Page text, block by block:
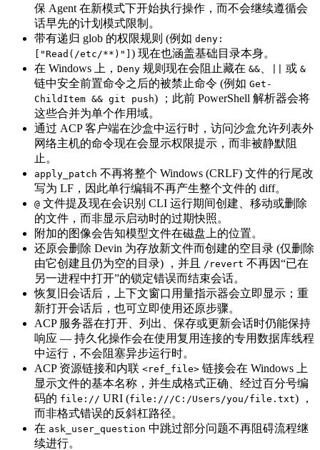
保 Agent 在新模式下开始执行操作，而不会继续遵循会
话早先的计划模式限制。
带有递归 glob 的权限规则 (例如 deny:
["Read(/etc/**)"] ) 现在也涵盖基础目录本身。
在 Windows 上， Deny 规则现在会阻止藏在 && 或 &
链中安全前置命令之后的被禁止命令 (例如 Get-
ChildItem && git push) ；此前 PowerShell 解析器会将
这些合并为单个作用域。
通过 ACP 客户端在沙盒中运行时，访问沙盒允许列表外
网络主机的命令现在会显示权限提示，而非被静默阻
止。
apply_patch 不再将整个 Windows (CRLF) 文件的行尾改
写为 LF，因此单行编辑不再产生整个文件的 diff。
@ 文件提及现在会识别 CLI 运行期间创建、移动或删除
的文件，而非显示启动时的过期快照。
附加的图像会告知模型文件在磁盘上的位置。
还原会删除 Devin 为存放新文件而创建的空目录 (仅删除
由它创建且仍为空的目录) ，并且
/revert 不再因“已在
另一进程中打开”的锁定错误而结束会话。
恢复旧会话后，上下文窗口用量指示器会立即显示；重
新打开会话后，也可立即使用还原步骤。
ACP 服务器在打开、列出、保存或更新会话时仍能保持
响应 — 持久化操作会在使用复用连接的专用数据库线程
中运行，不会阻塞异步运行时。
ACP 资源链接和内联 <ref_file> 链接会在 Windows 上
显示文件的基本名称，并生成格式正确、经过百分号编
码的 file:// URI (file:///C:/Users/you/file.txt) ，
而非格式错误的反斜杠路径。
在 ask_user_question 中跳过部分问题不再阻碍流程继
续进行。